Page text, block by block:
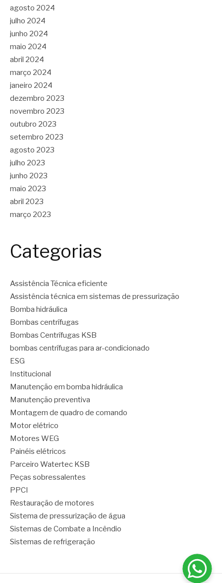
agosto 2024
julho 2024
junho 2024
maio 2024
abril 2024
março 2024
janeiro 2024
dezembro 2023
novembro 2023
outubro 2023
setembro 2023
agosto 2023
julho 2023
junho 2023
maio 2023
abril 2023
março 2023
Categorias
Assistência Técnica eficiente
Assistência técnica em sistemas de pressurização
Bomba hidráulica
Bombas centrífugas
Bombas Centrífugas KSB
bombas centrífugas para ar-condicionado
ESG
Institucional
Manutenção em bomba hidráulica
Manutenção preventiva
Montagem de quadro de comando
Motor elétrico
Motores WEG
Painéis elétricos
Parceiro Watertec KSB
Peças sobressalentes
PPCI
Restauração de motores
Sistema de pressurização de água
Sistemas de Combate a Incêndio
Sistemas de refrigeração